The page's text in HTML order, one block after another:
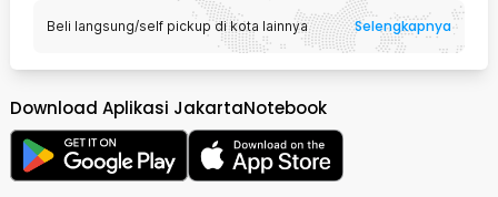
Beli langsung/self pickup di kota lainnya Selengkapnya
Download Aplikasi JakartaNotebook